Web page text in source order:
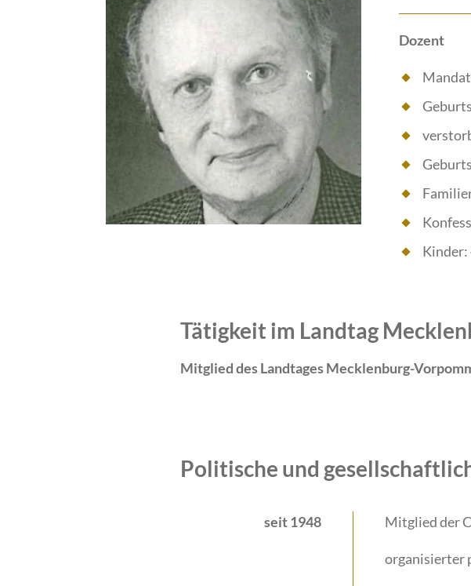
Dozent
Kinder:
Tätigkeit im Landtag
Mitglied des Landtages Mecklenburg-
Politische und
seit 1948 Mitglied der
organisierter